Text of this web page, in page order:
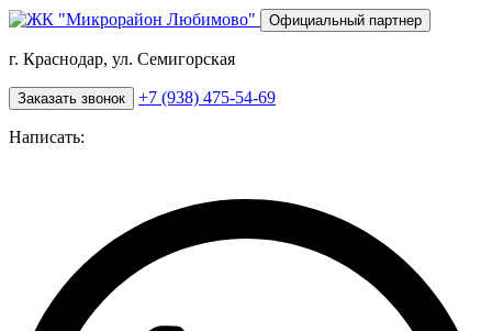
Перейти
основному
Официальный партнер
г. Краснодар, ул. Семигорская
Заказать звонок +7 (938) 475-54-69
Написать: